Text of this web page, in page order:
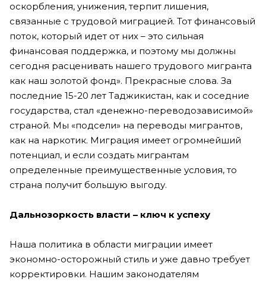
оскорбления, унижения, терпит лишения,
связанные с трудовой миграцией. Тот финансовый
поток, который идет от них – это сильная
финансовая поддержка, и поэтому мы должны
сегодня расценивать нашего трудового мигранта
как наш золотой фонд». Прекрасные слова. За
последние 15-20 лет Таджикистан, как и соседние
государства, стал «денежно-переводозависимой»
страной. Мы «подсели» на переводы мигрантов,
как на наркотик. Миграция имеет огромнейший
потенциал, и если создать мигрантам
определенные преимущественные условия, то
страна получит большую выгоду.
Дальнозоркость власти – ключ к успеху
Наша политика в области миграции имеет
экономно-осторожный стиль и уже давно требует
корректировки. Нашим законодателям